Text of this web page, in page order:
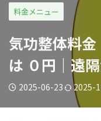
料金メニュー
気功整体料
は ０円｜遠
2025-06-23 2025-